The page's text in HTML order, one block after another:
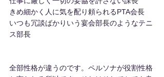
きめ細かく人に気を配り頼られるPTA会長
いつも冗談ばかりいう宴会部長のようなテニ
ス部長
全部性格が違うのです。ペルソナが役割性格